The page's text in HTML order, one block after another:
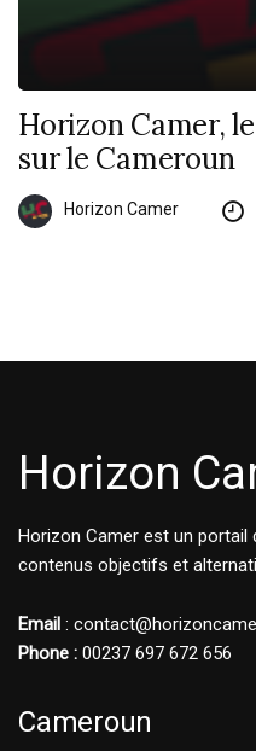
Horizon Camer,
sur le Cameroun
Horizon Camer
Horizon
Horizon Camer est un
contenus objectifs et
Email :
Phone : 00237 697 672 656
Cameroun